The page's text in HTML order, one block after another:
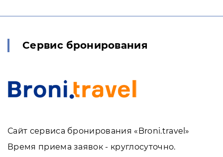
Сервис бронирования
Сайт сервиса бронирования «Broni.travel»
Время приема заявок - круглосуточно.